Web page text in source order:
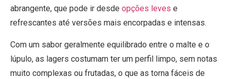
abrangente, que pode ir desde opções leves e
refrescantes até versões mais encorpadas e intensas.
Com um sabor geralmente equilibrado entre o malte e o
lúpulo, as lagers costumam ter um perfil limpo, sem notas
muito complexas ou frutadas, o que as torna fáceis de